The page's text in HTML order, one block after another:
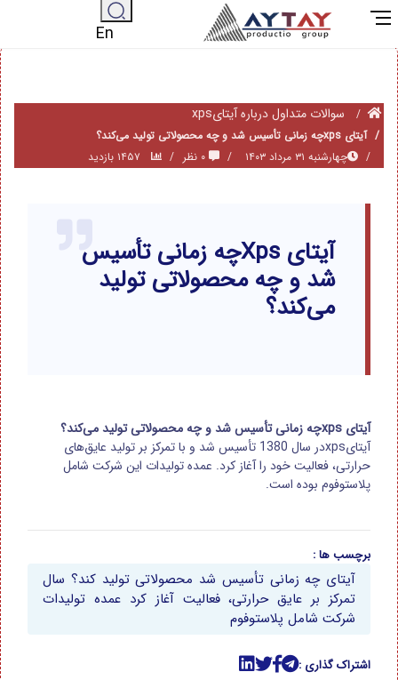
En
سوالات متداول درباره آیتایxps
آیتای xpsچه زمانی تأسیس شد و چه محصولاتی تولید می‌کند؟
چهار‌شنبه ۳۱ مرداد ۱۴۰۳
آیتای Xpsچه زمانی تأسیس
شد و چه محصولاتی تولید
می‌کند؟
آیتای xpsچه زمانی تأسیس شد و چه محصولاتی تولید می‌کند؟
آیتایxpsدر سال 1380 تأسیس شد و با تمرکز بر تولید عایق‌های
حرارتی، فعالیت خود را آغاز کرد. عمده تولیدات این شرکت شامل
پلاستوفوم بوده است.
برچسب ها :
آیتایچه زمانیتأسیس شد محصولاتیتولیدکند؟ سال
تمرکز بر عایقحرارتی،فعالیتآغازکردعمده تولیدات
شرکت شامل پلاستوفوم
اشتراک گذاری :